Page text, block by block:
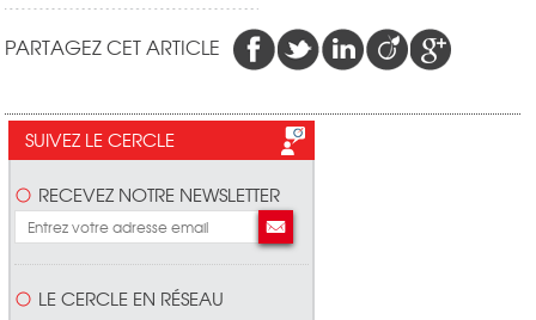
PARTAGEZ CET ARTICLE
SUIVEZ LE CERCLE
RECEVEZ NOTRE NEWSLETTER
LE CERCLE EN RÉSEAU